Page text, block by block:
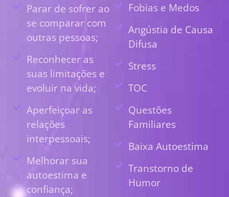
Parar de sofrer ao
se comparar com
outras pessoas;
Reconhecer as
suas limitações e
evoluir na vida;
Aperfeiçoar as
relações
interpessoais;
Melhorar sua
autoestima e
confiança;
Fobias e Medos
Angústia de Causa
Difusa
Stress
TOC
Questões
Familiares
Baixa Autoestima
Transtorno de
Humor